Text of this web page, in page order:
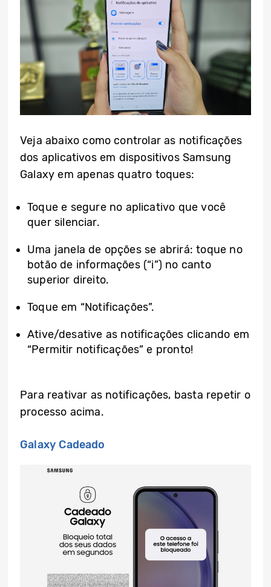
Veja abaixo como controlar as notificações
dos aplicativos em dispositivos Samsung
Galaxy em apenas quatro toques:
Toque e segure no aplicativo que você
quer silenciar.
Uma janela de opções se abrirá: toque no
botão de informações (“i”) no canto
superior direito.
Toque em “Notificações”.
Ative/desative as notificações clicando em
“Permitir notificações” e pronto!
Para reativar as notificações, basta repetir o
processo acima.
Galaxy Cadeado